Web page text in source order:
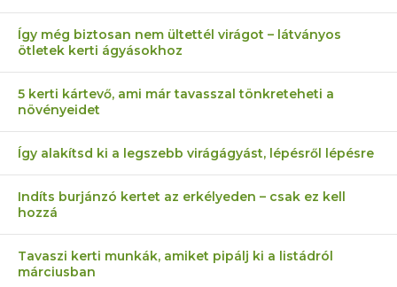
Így még biztosan nem ültettél virágot – látványos
ötletek kerti ágyásokhoz
5 kerti kártevő, ami már tavasszal tönkreteheti a
növényeidet
Így alakítsd ki a legszebb virágágyást, lépésről lépésre
Indíts burjánzó kertet az erkélyeden – csak ez kell
hozzá
Tavaszi kerti munkák, amiket pipálj ki a listádról
márciusban